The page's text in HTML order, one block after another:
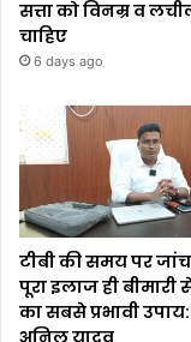
सत्ता को विनम्र व
चाहिए
6 days ago
टीबी की समय पर
पूरा इलाज ही बीमारी
का सबसे प्रभावी उपाय:
अनिल यादव